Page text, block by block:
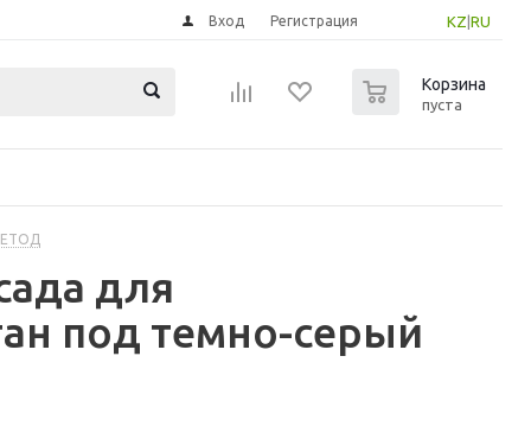
KZ RU
Вход Регистрация
Корзина
пуста
для
под темно-серый